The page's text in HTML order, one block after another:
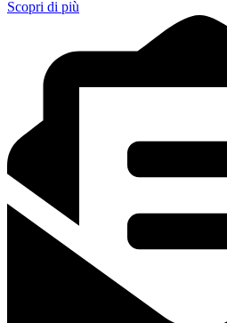
Scopri di più